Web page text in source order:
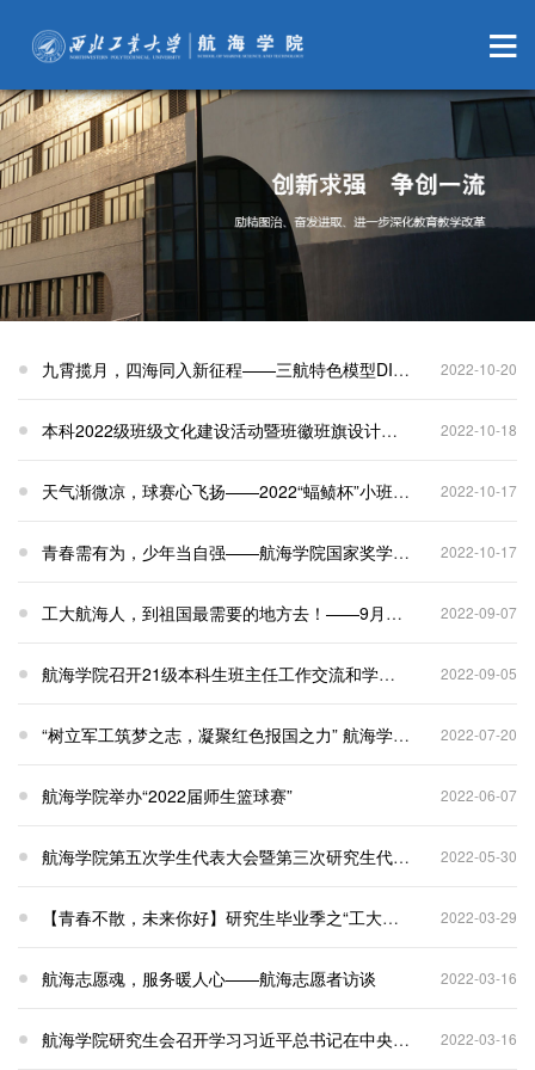
九霄揽月，四海同入新征程——三航特色模型DIY赛果公示 2022-10-20
本科2022级班级文化建设活动暨班徽班旗设计评选会顺利召开 2022-10-18
天气渐微凉，球赛心飞扬——2022“蝠鲼杯”小班篮球赛第一周战报 2022-10-17
青春需有为，少年当自强——航海学院国家奖学金答辩 2022-10-17
工大航海人，到祖国最需要的地方去！——9月7日新生入学教育活动 2022-09-07
航海学院召开21级本科生班主任工作交流和学风建设会议 2022-09-05
“树立军工筑梦之志，凝聚红色报国之力” 航海学院长三角就业服务专项实践队 2022-07-20
航海学院举办“2022届师生篮球赛” 2022-06-07
航海学院第五次学生代表大会暨第三次研究生代表大会顺利召开！ 2022-05-30
【青春不散，未来你好】研究生毕业季之“工大最后一课” 2022-03-29
航海志愿魂，服务暖人心——航海志愿者访谈 2022-03-16
航海学院研究生会召开学习习近平总书记在中央党校（国家行政学院）中青年干部培训班开班式上讲话研讨会 2022-03-16